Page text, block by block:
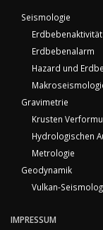
Seismologie
Erdbebenaktivität
Erdbebenalarm
Hazard und
Gravimetrie
Krusten
Hydrologischen
Metrologie
Geodynamik
Vulkan-
IMPRESSUM